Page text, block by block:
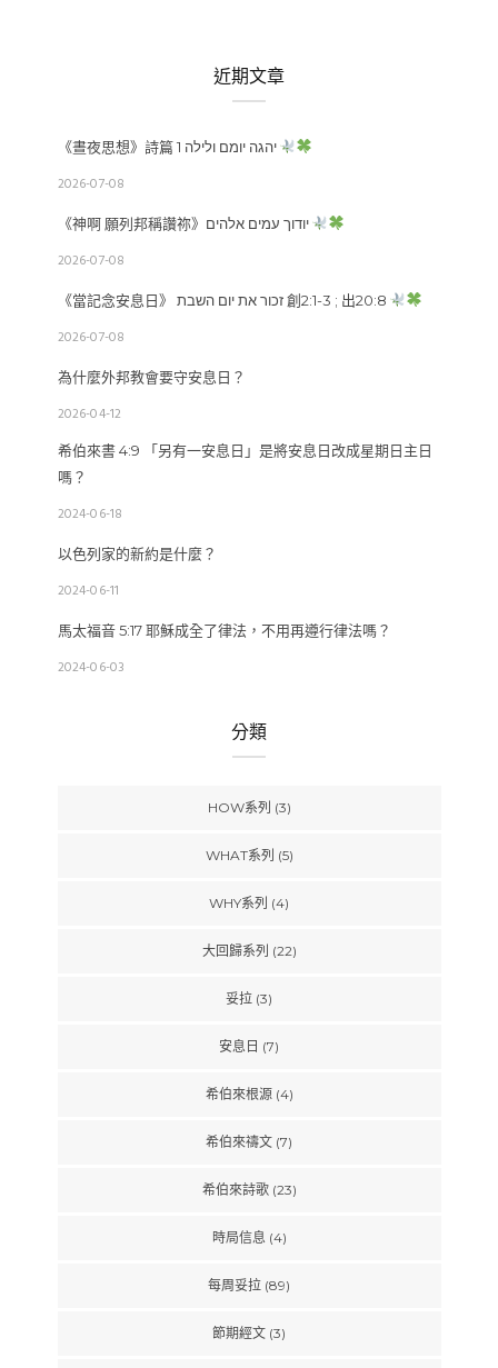
近期文章
《晝夜思想》詩篇 1 יהגה יומם ולילה
2026-07-08
《神啊 願列邦稱讚祢》יודוך עמים אלהים
2026-07-08
《當記念安息日》 זכור את יום השבת 創2:1-3 ; 出20:8
2026-07-08
為什麼外邦教會要守安息日？
2026-04-12
希伯來書 4:9 「另有一安息日」是將安息日改成星期日主日
嗎？
2024-06-18
以色列家的新約是什麼？
2024-06-11
馬太福音 5:17 耶穌成全了律法，不用再遵行律法嗎？
2024-06-03
分類
HOW系列 (3)
WHAT系列 (5)
WHY系列 (4)
大回歸系列 (22)
妥拉 (3)
安息日 (7)
希伯來根源(4)
希伯來禱文 (7)
希伯來詩歌(23)
時局信息 (4)
每周妥拉 (89)
節期經文 (3)